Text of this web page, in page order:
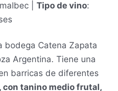
| Tipo de vino:
bodega Catena Zapata
Argentina. Tiene una
barricas de diferentes
con tanino medio frutal,